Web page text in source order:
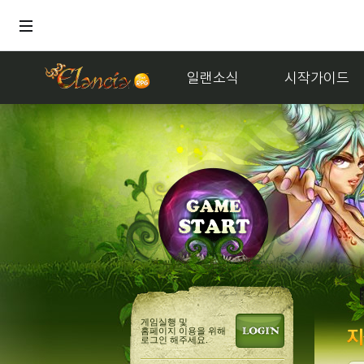
일랜소식 시작가이드
게임실행 및
홈페이지 이용을 위해
로그인 해주세요.